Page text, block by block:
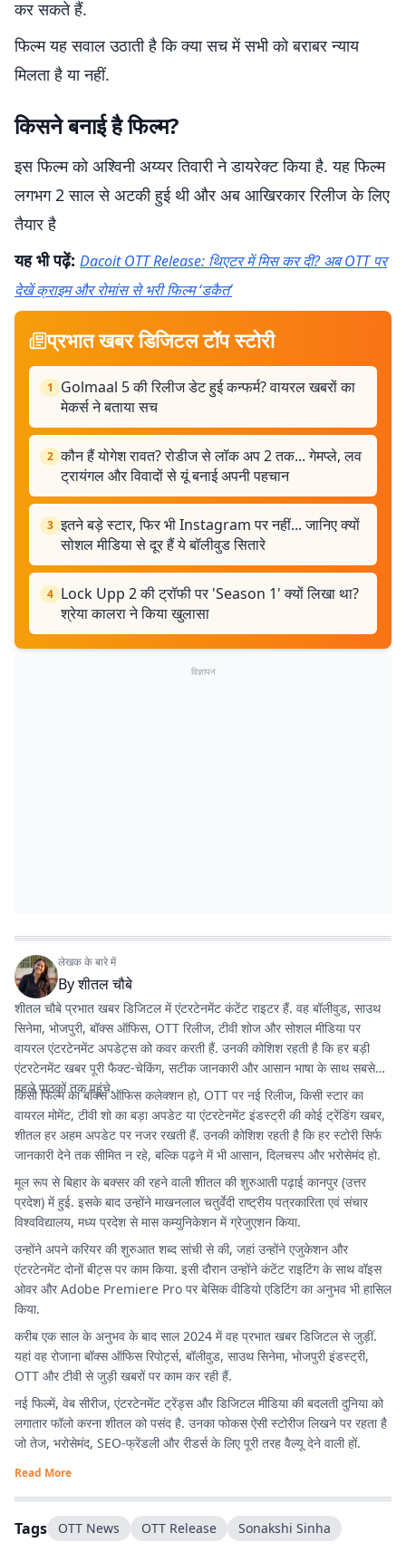
कर सकते हैं.
फिल्म यह सवाल उठाती है कि क्या सच में सभी को बराबर न्याय
मिलता है या नहीं.
किसने बनाई है फिल्म?
इस फिल्म को अश्विनी अय्यर तिवारी ने डायरेक्ट किया है. यह फिल्म
लगभग 2 साल से अटकी हुई थी और अब आखिरकार रिलीज के लिए
तैयार है
यह भी पढ़ें: Dacoit OTT Release: थिएटर में मिस कर दी? अब OTT पर
देखें क्राइम और रोमांस से भरी फिल्म ‘डकैत’
प्रभात खबर डिजिटल टॉप स्टोरी
1
Golmaal 5 की रिलीज डेट हुई कन्फर्म? वायरल खबरों का
मेकर्स ने बताया सच
2 कौन हैं योगेश रावत? रोडीज से लॉक अप 2 तक... गेमप्ले, लव
ट्रायंगल और विवादों से यूं बनाई अपनी पहचान
3 इतने बड़े स्टार, फिर भी Instagram पर नहीं... जानिए क्यों
सोशल मीडिया से दूर हैं ये बॉलीवुड सितारे
4 Lock Upp 2 की ट्रॉफी पर 'Season 1' क्यों लिखा था?
श्रेया कालरा ने किया खुलासा
विज्ञापन
लेखक के बारे में
Byशीतल चौबे
शीतल चौबे प्रभात खबर डिजिटल में एंटरटेनमेंट कंटेंट राइटर हैं. वह बॉलीवुड, साउथ
सिनेमा, भोजपुरी, बॉक्स ऑफिस, OTT रिलीज, टीवी शोज और सोशल मीडिया पर
वायरल एंटरटेनमेंट अपडेट्स को कवर करती हैं. उनकी कोशिश रहती है कि हर बड़ी
एंटरटेनमेंट खबर पूरी फैक्ट-चेकिंग, सटीक जानकारी और आसान भाषा के साथ सबसे
पहले पाठकों तक पहुंचे.
किसी फिल्म का बॉक्स ऑफिस कलेक्शन हो, OTT पर नई रिलीज, किसी स्टार का
वायरल मोमेंट, टीवी शो का बड़ा अपडेट या एंटरटेनमेंट इंडस्ट्री की कोई ट्रेंडिंग खबर,
शीतल हर अहम अपडेट पर नजर रखती हैं. उनकी कोशिश रहती है कि हर स्टोरी सिर्फ
जानकारी देने तक सीमित न रहे, बल्कि पढ़ने में भी आसान, दिलचस्प और भरोसेमंद हो.
मूल रूप से बिहार के बक्सर की रहने वाली शीतल की शुरुआती पढ़ाई कानपुर (उत्तर
प्रदेश) में हुई. इसके बाद उन्होंने माखनलाल चतुर्वेदी राष्ट्रीय पत्रकारिता एवं संचार
विश्वविद्यालय, मध्य प्रदेश से मास कम्युनिकेशन में ग्रेजुएशन किया.
उन्होंने अपने करियर की शुरुआत शब्द सांची से की, जहां उन्होंने एजुकेशन और
एंटरटेनमेंट दोनों बीट्स पर काम किया. इसी दौरान उन्होंने कंटेंट राइटिंग के साथ वॉइस
ओवर और Adobe Premiere Pro पर बेसिक वीडियो एडिटिंग का अनुभव भी हासिल
किया.
करीब एक साल के अनुभव के बाद साल 2024 में वह प्रभात खबर डिजिटल से जुड़ीं.
यहां वह रोजाना बॉक्स ऑफिस रिपोर्ट्स, बॉलीवुड, साउथ सिनेमा, भोजपुरी इंडस्ट्री,
OTT और टीवी से जुड़ी खबरों पर काम कर रही हैं.
नई फिल्में, वेब सीरीज, एंटरटेनमेंट ट्रेंड्स और डिजिटल मीडिया की बदलती दुनिया को
लगातार फॉलो करना शीतल को पसंद है. उनका फोकस ऐसी स्टोरीज लिखने पर रहता है
जो तेज, भरोसेमंद, SEO-फ्रेंडली और रीडर्स के लिए पूरी तरह वैल्यू देने वाली हों.
Read More
Tags OTT News OTT Release Sonakshi Sinha